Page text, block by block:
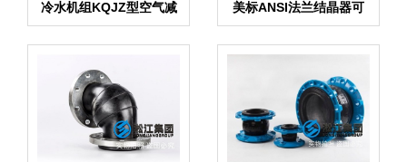
冷水机组KQJZ型空气减
震器
美标ANSI法兰结晶器可
曲绕橡胶接头